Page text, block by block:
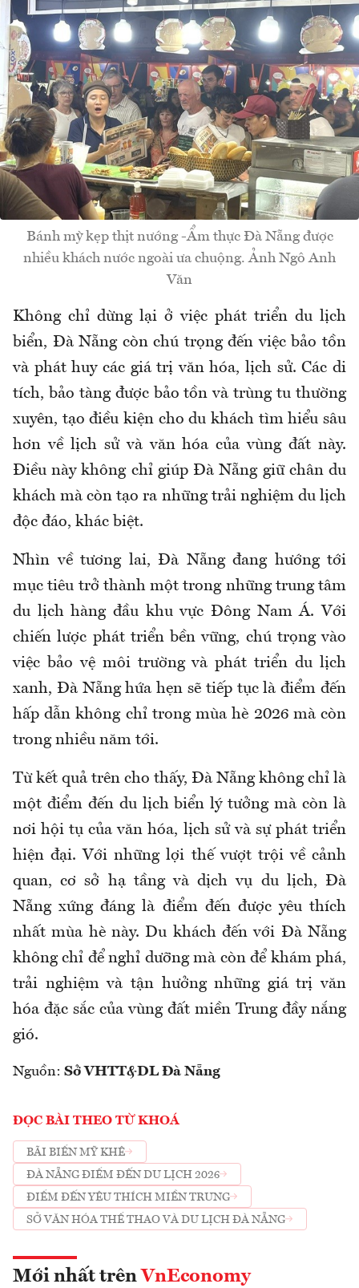
Bánh mỳ kẹp thịt nướng -Ẩm thực Đà Nẵng được
nhiều khách nước ngoài ưa chuộng. Ảnh Ngô Anh
Văn
Không chỉ dừng lại ở việc phát triển du lịch
biển, Đà Nẵng còn chú trọng đến việc bảo tồn
và phát huy các giá trị văn hóa, lịch sử. Các di
tích, bảo tàng được bảo tồn và trùng tu thường
xuyên, tạo điều kiện cho du khách tìm hiểu sâu
hơn về lịch sử và văn hóa của vùng đất này.
Điều này không chỉ giúp Đà Nẵng giữ chân du
khách mà còn tạo ra những trải nghiệm du lịch
độc đáo, khác biệt.
Nhìn về tương lai, Đà Nẵng đang hướng tới
mục tiêu trở thành một trong những trung tâm
du lịch hàng đầu khu vực Đông Nam Á. Với
chiến lược phát triển bền vững, chú trọng vào
việc bảo vệ môi trường và phát triển du lịch
xanh, Đà Nẵng hứa hẹn sẽ tiếp tục là điểm đến
hấp dẫn không chỉ trong mùa hè 2026 mà còn
trong nhiều năm tới.
Từ kết quả trên cho thấy, Đà Nẵng không chỉ là
một điểm đến du lịch biển lý tưởng mà còn là
nơi hội tụ của văn hóa, lịch sử và sự phát triển
hiện đại. Với những lợi thế vượt trội về cảnh
quan, cơ sở hạ tầng và dịch vụ du lịch, Đà
Nẵng xứng đáng là điểm đến được yêu thích
nhất mùa hè này. Du khách đến với Đà Nẵng
không chỉ để nghỉ dưỡng mà còn để khám phá,
trải nghiệm và tận hưởng những giá trị văn
hóa đặc sắc của vùng đất miền Trung đầy nắng
gió.
Nguồn: Sở VHTT&DL Đà Nẵng
ĐỌC BÀI THEO TỪ KHOÁ
BÃI BIỂN MỸ KHÊ
ĐÀ NẴNG ĐIỂM ĐẾN DU LỊCH 2026
ĐIỂM ĐẾN YÊU THÍCH MIỀN TRUNG
SỞ VĂN HÓA THỂ THAO VÀ DU LỊCH ĐÀ NẴNG
Mới nhất trên VnEconomy